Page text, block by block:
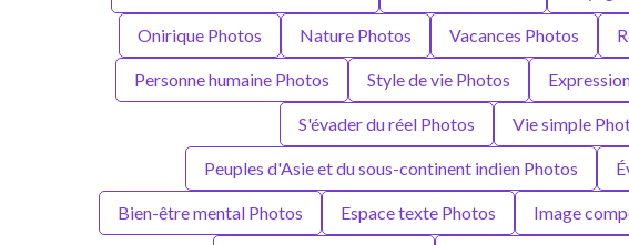
Onirique Photos Nature Photos Vacances Photos
Personne humaine Photos Style de vie Photos
S'évader du réel Photos Vie simple
Peuples d'Asie et du sous-continent indien Photos
Bien-être mental Photos Espace texte Photos Image